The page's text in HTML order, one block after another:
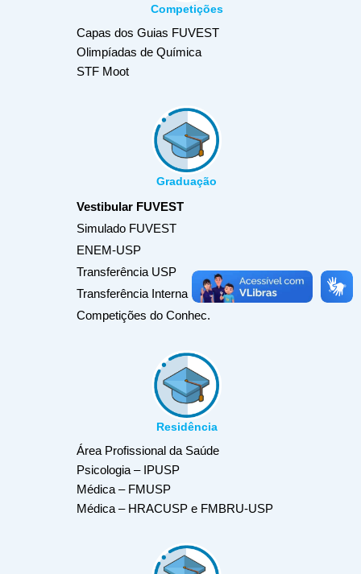
Competições
Capas dos Guias FUVEST
Olimpíadas de Química
STF Moot
Graduação
Vestibular FUVEST
Simulado FUVEST
ENEM-USP
Transferência USP
Transferência Interna IPUSP | Psicologia
Competições do Conhec.
Residência
Área Profissional da Saúde
Psicologia – IPUSP
Médica – FMUSP
Médica – HRACUSP e FMBRU-USP